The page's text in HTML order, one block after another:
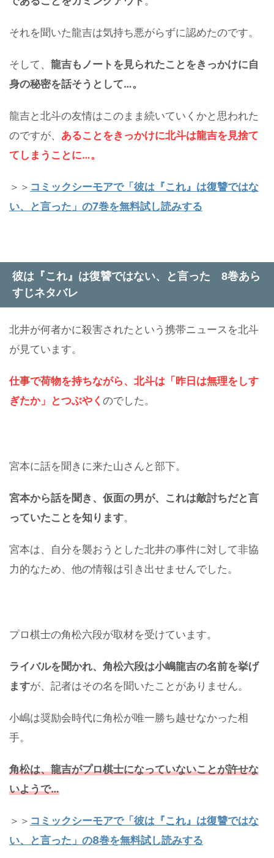
それを聞いた龍吉は気持ち悪がらずに認めたのです。
そして、 龍吉もノートを見られたことをきっかけに自
身の秘密を話そうとして…。
龍吉と北斗の友情はこのまま続いていくかと思われた
のですが、 あることをきっかけに北斗は龍吉を見捨て
てしまうことに…。
＞＞ コミックシーモアで「彼は『これ』は復讐ではな
い、と言った」の7巻を無料試し読みする
彼は『これ』は復讐ではない、と言った 8巻あら
すじネタバレ
北井が何者かに殺害されたという携帯ニュースを北斗
が見ています。
仕事で荷物を持ちながら、北斗は「昨日は無理をしす
ぎたか」とつぶやく のでした。
宮本に話を聞きに来た山さんと部下。
宮本から話を聞き、仮面の男が、これは敵討ちだと言
っていたことを知ります。
宮本は、自分を襲おうとした北井の事件に対して非協
力的なため、他の情報は引き出せませんでした。
プロ棋士の角松六段が取材を受けています。
ライバルを聞かれ、角松六段は小嶋龍吉の名前を挙げ
ますが、記者はその名を聞いたことがありません。
小嶋は奨励会時代に角松が唯一勝ち越せなかった相
手。
角松は、龍吉がプロ棋士になっていないことが許せな
いようで…
＞＞ コミックシーモアで「彼は『これ』は復讐ではな
い、と言った」の8巻を無料試し読みする